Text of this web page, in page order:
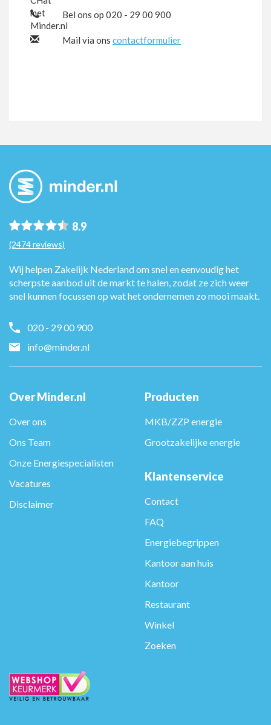
Bel ons op 020 - 29 00 900
Mail via ons contactformulier
8.9
(2474 reviews)
Wij helpen Zakelijk Nederland om snel en eenvoudig het
scherpste aanbod uit de markt te halen, zodat ze zich weer
snel kunnen focussen op wat het ondernemen zo mooi maakt.
020 - 29 00 900
info@minder.nl
Over Minder.nl
Over ons
Ons Team
Onze Energiespecialisten
Vacatures
Disclaimer
Producten
MKB/ZZP energie
Grootzakelijke energie
Klantenservice
Contact
FAQ
Energiebegrippen
Kantoor aan huis
Kantoor
Restaurant
Winkel
Zoeken